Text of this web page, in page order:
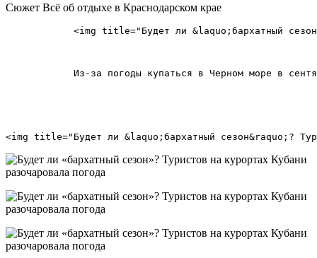
Сюжет Всё об отдыхе в Краснодарском крае
<img title="Будет ли &laquo;бархатный
Из-за погоды купаться в Черном море